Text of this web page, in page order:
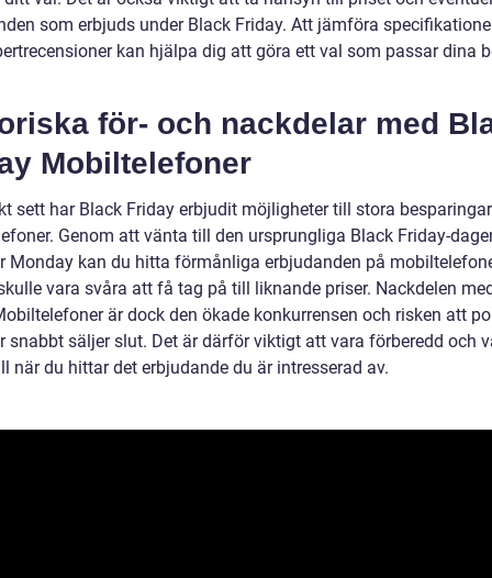
som erbjuds under Black Friday. Att jämföra
kan hjälpa dig att göra ett val som passar dina
för- och nackdelar med
Mobiltelefoner
sett har Black Friday erbjudit möjligheter till stora
Genom att vänta till den ursprungliga Black Friday-
Monday kan du hitta förmånliga erbjudanden på
vara svåra att få tag på till liknande priser. Nackdelen
är dock den ökade konkurrensen och risken att
snabbt säljer slut. Det är därför viktigt att vara förberedd och
när du hittar det erbjudande du är intresserad av.